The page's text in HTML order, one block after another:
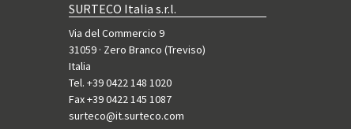
SURTECO Italia s.r.l.
Via del Commercio 9
31059 · Zero Branco (Treviso)
Italia
Tel. +39 0422 148 1020
Fax +39 0422 145 1087
surteco@it.surteco.com